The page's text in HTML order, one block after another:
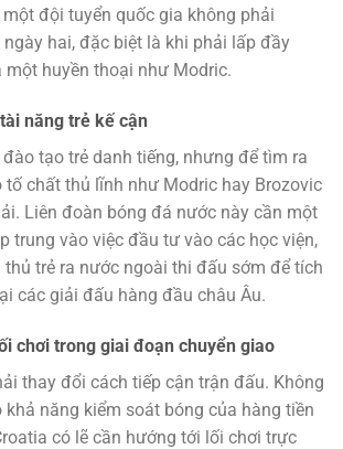
đội tuyển quốc gia không phải
hai, đặc biệt là khi phải lấp đầy
một huyền thoại như Modric.
năng trẻ kế cận
tạo trẻ danh tiếng, nhưng để tìm ra
tố chất thủ lĩnh như Modric hay Brozovic
Liên đoàn bóng đá nước này cần một
trung vào việc đầu tư vào các học viện,
thủ trẻ ra nước ngoài thi đấu sớm để tích
các giải đấu hàng đầu châu Âu.
chơi trong giai đoạn chuyển giao
thay đổi cách tiếp cận trận đấu. Không
năng kiểm soát bóng của hàng tiền
có lẽ cần hướng tới lối chơi trực